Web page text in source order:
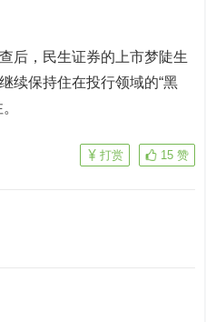
，民生证券的上市梦陡生
续保持住在投行领域的“黑
15 赞
打赏